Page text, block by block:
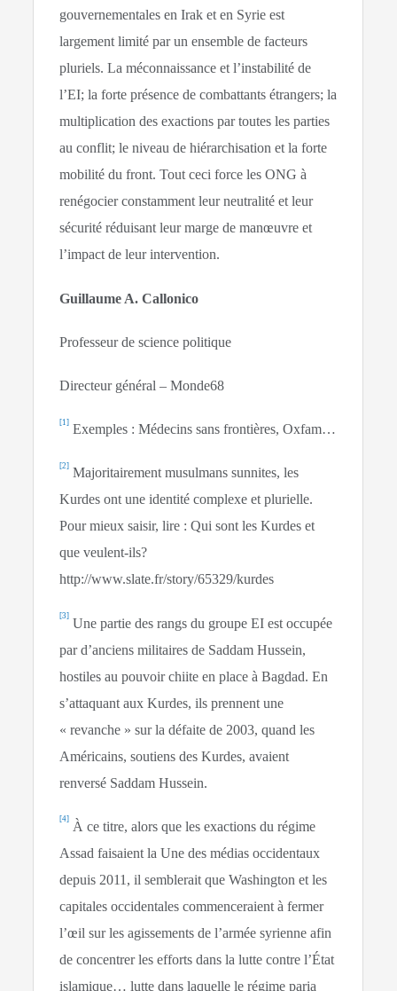
gouvernementales en Irak et en Syrie est
largement limité par un ensemble de facteurs
pluriels. La méconnaissance et l’instabilité de
l’EI; la forte présence de combattants étrangers; la
multiplication des exactions par toutes les parties
au conflit; le niveau de hiérarchisation et la forte
mobilité du front. Tout ceci force les ONG à
renégocier constamment leur neutralité et leur
sécurité réduisant leur marge de manœuvre et
l’impact de leur intervention.
Guillaume A. Callonico
Professeur de science politique
Directeur général – Monde68
[1] Exemples : Médecins sans frontières, Oxfam…
[2] Majoritairement musulmans sunnites, les
Kurdes ont une identité complexe et plurielle.
Pour mieux saisir, lire : Qui sont les Kurdes et
que veulent-ils?
http://www.slate.fr/story/65329/kurdes
[3] Une partie des rangs du groupe EI est occupée
par d’anciens militaires de Saddam Hussein,
hostiles au pouvoir chiite en place à Bagdad. En
s’attaquant aux Kurdes, ils prennent une
« revanche » sur la défaite de 2003, quand les
Américains, soutiens des Kurdes, avaient
renversé Saddam Hussein.
[4] À ce titre, alors que les exactions du régime
Assad faisaient la Une des médias occidentaux
depuis 2011, il semblerait que Washington et les
capitales occidentales commenceraient à fermer
l’œil sur les agissements de l’armée syrienne afin
de concentrer les efforts dans la lutte contre l’État
islamique… lutte dans laquelle le régime paria